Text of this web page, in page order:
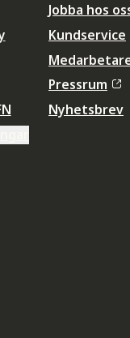
Jobba hos
Kundservice
Pressrum
Nyhetsbrev